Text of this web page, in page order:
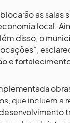
as salas
local.
disso, o
e
que incluem a